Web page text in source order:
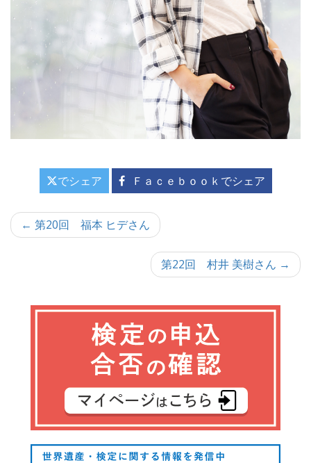
でシェア Ｆａｃｅｂｏｏｋでシェア
投← 第20回 福本 ヒデさん
第22回 村井 美樹さん →